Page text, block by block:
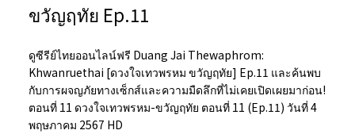
ขวัญฤทัย Ep.11
ดูซีรีย์ไทยออนไลน์ฟรี Duang Jai Thewaphrom:
Khwanruethai [ดวงใจเทวพรหม ขวัญฤทัย] Ep.11 และค้นพบ
กับการผจญภัยทางเซ็กส์และความมืดลึกที่ไม่เคยเปิดเผยมาก่อน!
ตอนที่ 11 ดวงใจเทวพรหม-ขวัญฤทัย ตอนที่ 11 (Ep.11) วันที่ 4
พฤษภาคม 2567 HD